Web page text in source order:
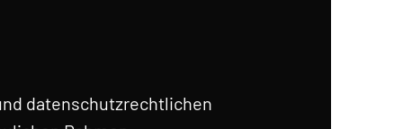
datenschutzrechtlichen